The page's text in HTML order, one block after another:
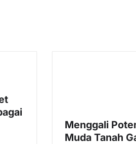
Menggali
Muda Tanah